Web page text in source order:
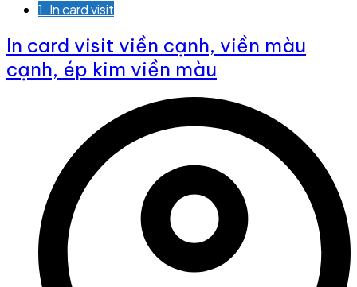
1. In card visit
In card visit viền cạnh, viền màu
cạnh, ép kim viền màu